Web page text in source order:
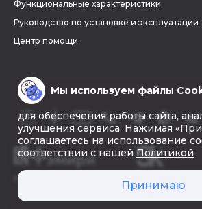
Функциональные характеристики
Руководство по установке и эксплуатации
Центр помощи
© 2026 «Фэмири»
Мы используем файлы
для обеспечения работы сайта,
улучшения сервиса. Нажимая
соглашаетесь на использование
соответствии с нашей Политикой
Принимаю